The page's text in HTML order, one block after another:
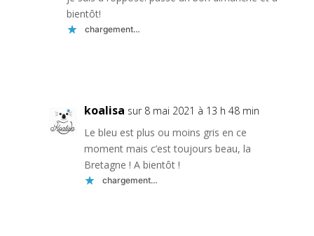
bientôt!
chargement…
koalisa sur 8 mai 2021 à 13 h 48 min
Le bleu est plus ou moins gris en ce
moment mais c’est toujours beau, la
Bretagne ! A bientôt !
chargement…